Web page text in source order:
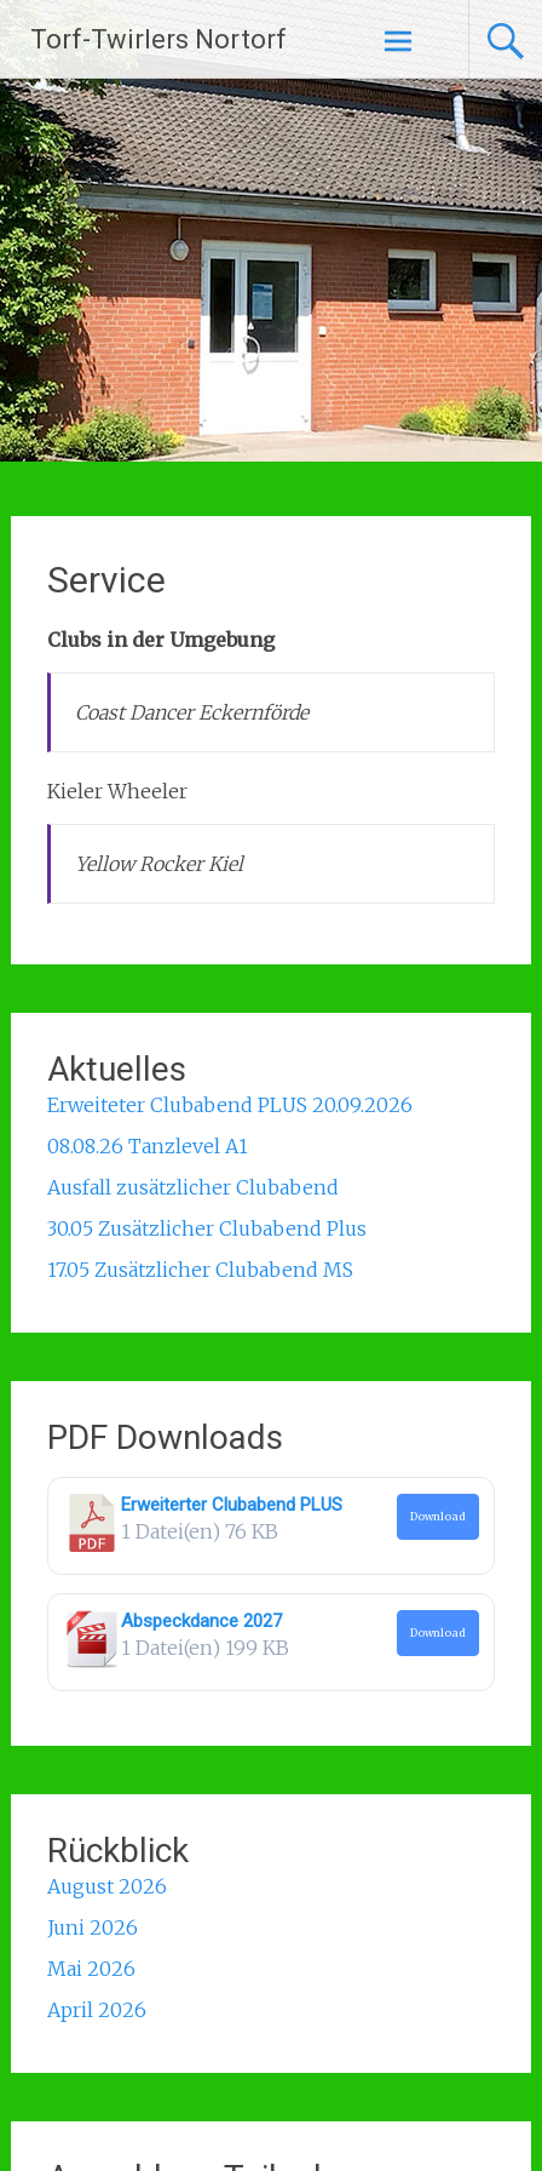
Inhalt
springen
Torf-Twirlers Nortorf
Service
Clubs in der Umgebung
Coast Dancer Eckernförde
Kieler Wheeler
Yellow Rocker Kiel
Aktuelles
Erweiteter Clubabend PLUS 20.09.2026
08.08.26 Tanzlevel A1
Ausfall zusätzlicher Clubabend
30.05 Zusätzlicher Clubabend Plus
17.05 Zusätzlicher Clubabend MS
PDF Downloads
Erweiterter Clubabend PLUS
1 Datei(en)76 KB
Download
Abspeckdance 2027
1 Datei(en) 199 KB
Download
Rückblick
August 2026
Juni 2026
Mai 2026
April 2026